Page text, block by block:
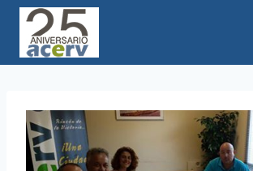
Saltar
contenido